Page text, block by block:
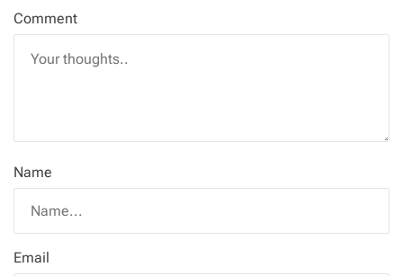
Comment
Name
Email